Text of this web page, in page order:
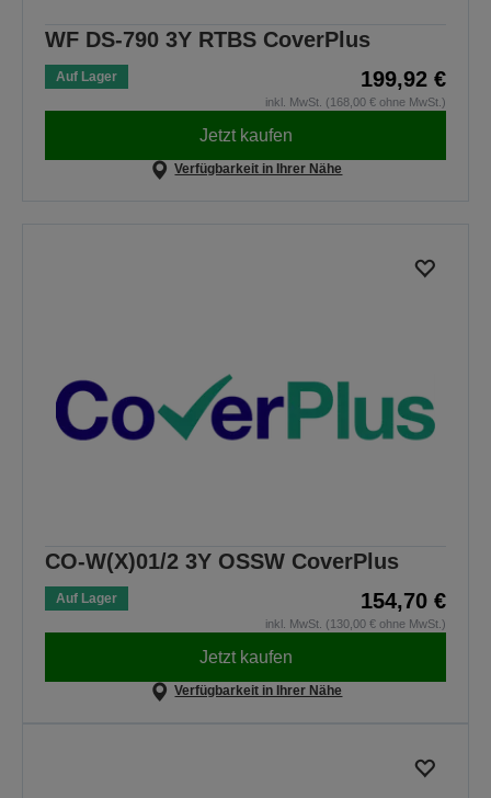
WF DS-790 3Y RTBS CoverPlus
Auf Lager 199,92 €
inkl. MwSt. (168,00 € ohne MwSt.)
Jetzt kaufen
Verfügbarkeit in Ihrer Nähe
CO-W(X)01/2 3Y OSSW CoverPlus
Auf Lager 154,70 €
inkl. MwSt. (130,00 € ohne MwSt.)
Jetzt kaufen
Verfügbarkeit in Ihrer Nähe